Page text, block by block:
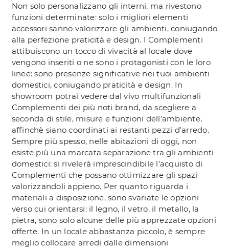
Non solo personalizzano gli interni, ma rivestono
funzioni determinate: solo i migliori elementi
accessori sanno valorizzare gli ambienti, coniugando
alla perfezione praticità e design. I Complementi
attibuiscono un tocco di vivacità al locale dove
vengono inseriti o ne sono i protagonisti con le loro
linee: sono presenze significative nei tuoi ambienti
domestici, coniugando praticità e design. In
showroom potrai vedere dal vivo multifunzionali
Complementi dei più noti brand, da scegliere a
seconda di stile, misure e funzioni dell'ambiente,
affinchè siano coordinati ai restanti pezzi d'arredo.
Sempre più spesso, nelle abitazioni di oggi, non
esiste più una marcata separazione tra gli ambienti
domestici: si rivelerà imprescindibile l'acquisto di
Complementi che possano ottimizzare gli spazi
valorizzandoli appieno. Per quanto riguarda i
materiali a disposizione, sono svariate le opzioni
verso cui orientarsi: il legno, il vetro, il metallo, la
pietra, sono solo alcune delle più apprezzate opzioni
offerte. In un locale abbastanza piccolo, è sempre
meglio collocare arredi dalle dimensioni